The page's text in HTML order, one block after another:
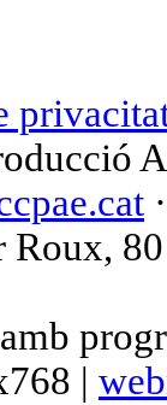
|